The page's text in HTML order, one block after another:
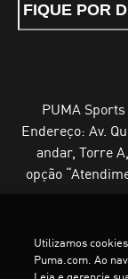
FIQUE POR
PUMA
Endereço: Av.
andar, Torre
opção
Utilizamos
Puma.com. Ao